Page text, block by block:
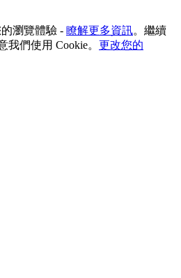
瀏覽體驗 - 瞭解更多資訊。繼續
們使用 Cookie。 更改您的